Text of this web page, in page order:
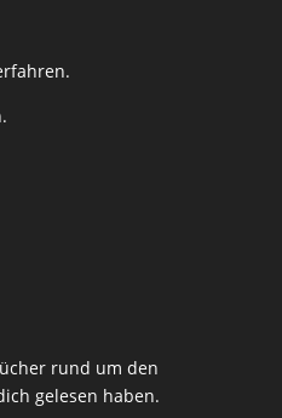
rund um den
gelesen haben.